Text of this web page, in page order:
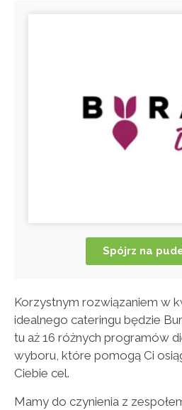
Spójrz na
Korzystnym rozwiązaniem w
idealnego cateringu będzie
tu aż 16 różnych programów
wyboru, które pomogą Ci
Ciebie cel.
Mamy do czynienia z